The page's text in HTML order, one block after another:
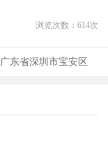
浏览次数： 614次
广东省深圳市宝安区